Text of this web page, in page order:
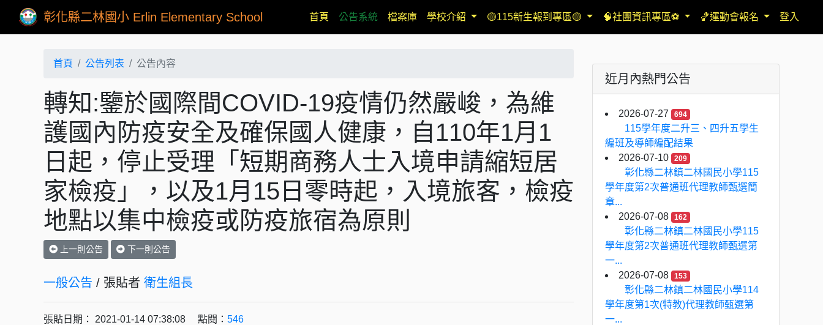
彰化縣二林國小 Erlin Elementary School 首頁 (current)
公告系統 檔案庫 學校介紹 🟡115新生報到專區🟡 🧠社團資訊專區⚽ 🏀運動會報名 登入
首頁 公告列表 公告內容
轉知:鑒於國際間COVID-19疫情仍然嚴峻，為維
護國內防疫安全及確保國人健康，自110年1月1
日起，停止受理「短期商務人士入境申請縮短居
家檢疫」，以及1月15日零時起，入境旅客，檢疫
地點以集中檢疫或防疫旅宿為原則
上一則公告 下一則公告
一般公告 / 張貼者 衛生組長
張貼日期： 2021-01-14 07:38:08 點閱： 546
近月內熱門公告
2026-07-27 694
115學年度二升三、四升五學生
編班及導師編配結果
2026-07-10
209
彰化縣二林鎮二林國民小學115
學年度第2次普通班代理教師甄選簡
章...
2026-07-08
162
彰化縣二林鎮二林國民小學115
學年度第2次普通班代理教師甄選第
一...
2026-07-08
153
彰化縣二林鎮二林國民小學114
學年度第1次(特教)代理教師甄選第
一...